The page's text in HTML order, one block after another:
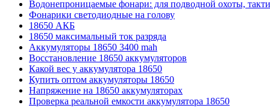
Водонепроницаемые фонари: для подводной охоты,
Фонарики светодиодные на голову
18650 АКБ
18650 максимальный ток разряда
Аккумуляторы 18650 3400 mah
Восстановление 18650 аккумуляторов
Какой вес у аккумулятора 18650
Купить оптом аккумуляторы 18650
Напряжение на 18650 аккумуляторах
Проверка реальной емкости аккумулятора 18650